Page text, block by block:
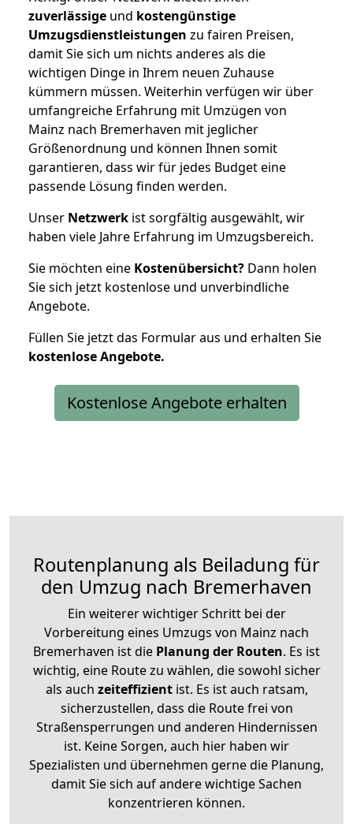
zuverlässige und kostengünstige
Umzugsdienstleistungen zu fairen Preisen,
damit Sie sich um nichts anderes als die
wichtigen Dinge in Ihrem neuen Zuhause
kümmern müssen. Weiterhin verfügen wir über
umfangreiche Erfahrung mit Umzügen von
Mainz nach Bremerhaven mit jeglicher
Größenordnung und können Ihnen somit
garantieren, dass wir für jedes Budget eine
passende Lösung finden werden.
Unser Netzwerk ist sorgfältig ausgewählt, wir
haben viele Jahre Erfahrung im Umzugsbereich.
Sie möchten eine Kostenübersicht? Dann holen
Sie sich jetzt kostenlose und unverbindliche
Angebote.
Füllen Sie jetzt das Formular aus und erhalten Sie
kostenloseAngebote.
Kostenlose Angebote erhalten
Routenplanung als Beiladung für
den Umzug nach Bremerhaven
Ein weiterer wichtiger Schritt bei der
Vorbereitung eines Umzugs von Mainz nach
Bremerhaven ist die Planung der Routen. Es ist
wichtig, eine Route zu wählen, die sowohl sicher
als auch zeiteffizientist. Es ist auch ratsam,
sicherzustellen, dass die Route frei von
Straßensperrungen und anderen Hindernissen
ist. Keine Sorgen, auch hier haben wir
Spezialisten und übernehmen gerne die Planung,
damit Sie sich auf andere wichtige Sachen
konzentrieren können.